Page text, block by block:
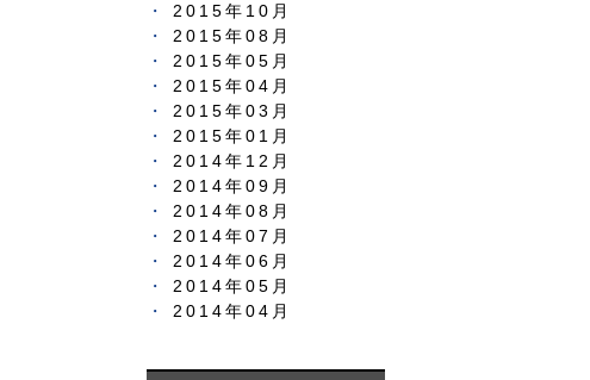
2015年10月
2015年08月
2015年05月
2015年04月
2015年03月
2015年01月
2014年12月
2014年09月
2014年08月
2014年07月
2014年06月
2014年05月
2014年04月